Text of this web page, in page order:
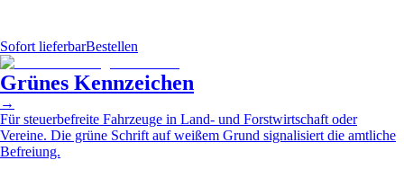
Sofort lieferbarBestellen
Grünes Kennzeichen
→
Für steuerbefreite Fahrzeuge in Land- und Forstwirtschaft oder
Vereine. Die grüne Schrift auf weißem Grund signalisiert die amtliche
Befreiung.